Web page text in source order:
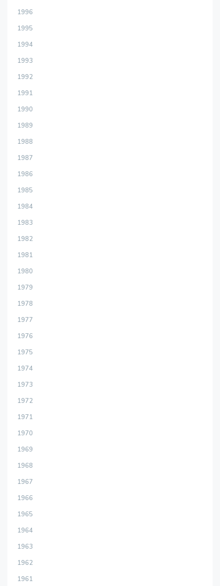
1996
1995
1994
1993
1992
1991
1990
1989
1988
1987
1986
1985
1984
1983
1982
1981
1980
1979
1978
1977
1976
1975
1974
1973
1972
1971
1970
1969
1968
1967
1966
1965
1964
1963
1962
1961